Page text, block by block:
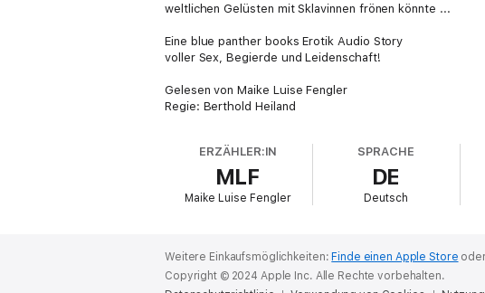
weltlichen Gelüsten mit Sklavinnen frönen könnte ...
Eine blue panther books Erotik Audio Story
voller Sex, Begierde und Leidenschaft!
Gelesen von Maike Luise Fengler
Regie: Berthold Heiland
Eines von vielen erotischen Hörbüchern von Holly Rose
ERZÄHLER:IN
MLF
Maike Luise Fengler
SPRACHE
DE
Deutsch
Weitere Einkaufsmöglichkeiten: Finde einen Apple Store
Copyright © 2024 Apple Inc. Alle Rechte vorbehalten.